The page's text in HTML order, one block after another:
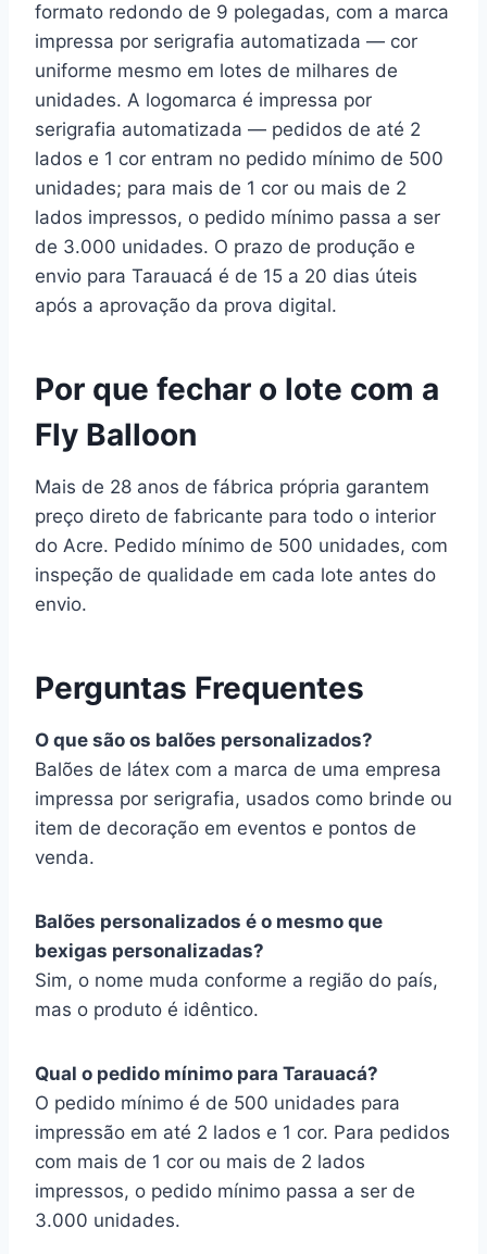
formato redondo de 9 polegadas, com a marca
impressa por serigrafia automatizada — cor
uniforme mesmo em lotes de milhares de
unidades. A logomarca é impressa por
serigrafia automatizada — pedidos de até 2
lados e 1 cor entram no pedido mínimo de 500
unidades; para mais de 1 cor ou mais de 2
lados impressos, o pedido mínimo passa a ser
de 3.000 unidades. O prazo de produção e
envio para Tarauacá é de 15 a 20 dias úteis
após a aprovação da prova digital.
Por que fechar o lote com a
Fly Balloon
Mais de 28 anos de fábrica própria garantem
preço direto de fabricante para todo o interior
do Acre. Pedido mínimo de 500 unidades, com
inspeção de qualidade em cada lote antes do
envio.
Perguntas Frequentes
O que são os balões personalizados?
Balões de látex com a marca de uma empresa
impressa por serigrafia, usados como brinde ou
item de decoração em eventos e pontos de
venda.
Balões personalizados é o mesmo que
bexigas personalizadas?
Sim, o nome muda conforme a região do país,
mas o produto é idêntico.
Qual o pedido mínimo para Tarauacá?
O pedido mínimo é de 500 unidades para
impressão em até 2 lados e 1 cor. Para pedidos
com mais de 1 cor ou mais de 2 lados
impressos, o pedido mínimo passa a ser de
3.000 unidades.